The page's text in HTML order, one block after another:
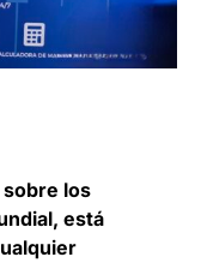
los
está